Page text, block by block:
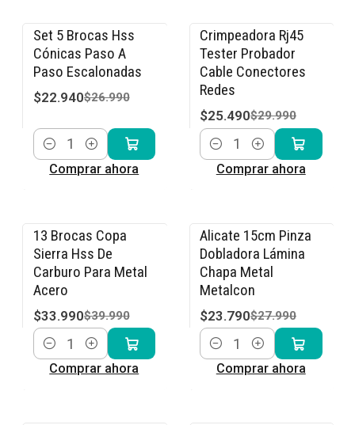
-15% OFF
Set 5 Brocas Hss
Cónicas Paso A
Paso Escalonadas
$22.940$26.990
Cantidad
Comprar ahora
-15% OFF
Crimpeadora Rj45
Tester Probador
Cable Conectores
Redes
$25.490$29.990
Cantidad
Comprar ahora
-15% OFF
13 Brocas Copa
Sierra Hss De
Carburo Para Metal
Acero
$33.990$39.990
Cantidad
Comprar ahora
-15% OFF
Alicate 15cm Pinza
Dobladora Lámina
Chapa Metal
Metalcon
$23.790$27.990
Cantidad
Comprar ahora